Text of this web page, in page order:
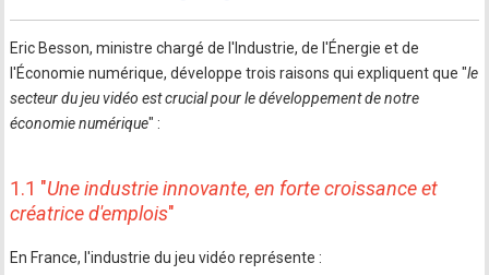
Eric Besson, ministre chargé de l'Industrie, de l'Énergie et de
l'Économie numérique, développe trois raisons qui expliquent que "le
secteur du jeu vidéo est crucial pour le développement de notre
économie numérique" :
1.1 "Une industrie innovante, en forte croissance et
créatrice d'emplois"
En France, l'industrie du jeu vidéo représente :